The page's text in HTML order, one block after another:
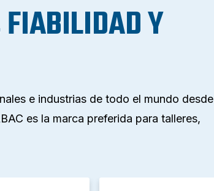
FIABILIDAD Y
e industrias de todo el mundo desde
es la marca preferida para talleres,